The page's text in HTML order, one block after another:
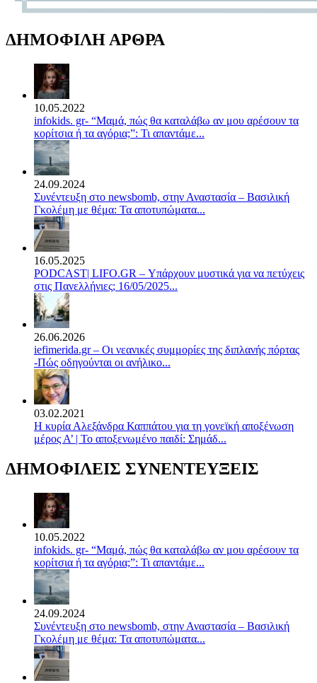
ΔΗΜΟΦΙΛΗ ΑΡΘΡΑ
10.05.2022
infokids. gr- “Μαμά, πώς θα καταλάβω αν μου αρέσουν τα
κορίτσια ή τα αγόρια;”: Τι απαντάμε...
24.09.2024
Συνέντευξη στο newsbomb, στην Αναστασία – Βασιλική
Γκολέμη με θέμα: Τα αποτυπώματα...
16.05.2025
PODCAST| LIFO.GR – Υπάρχουν μυστικά για να πετύχεις
στις Πανελλήνιες; 16/05/2025...
26.06.2026
iefimerida.gr – Οι νεανικές συμμορίες της διπλανής πόρτας
-Πώς οδηγούνται οι ανήλικο...
03.02.2021
Η κυρία Αλεξάνδρα Καππάτου για τη γονεϊκή αποξένωση
μέρος Α’ | Το αποξενωμένο παιδί: Σημάδ...
ΔΗΜΟΦΙΛΕΙΣ ΣΥΝΕΝΤΕΥΞΕΙΣ
10.05.2022
infokids. gr- “Μαμά, πώς θα καταλάβω αν μου αρέσουν τα
κορίτσια ή τα αγόρια;”: Τι απαντάμε...
24.09.2024
Συνέντευξη στο newsbomb, στην Αναστασία – Βασιλική
Γκολέμη με θέμα: Τα αποτυπώματα...